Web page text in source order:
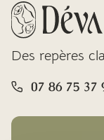
Des repères
07 86 75 37